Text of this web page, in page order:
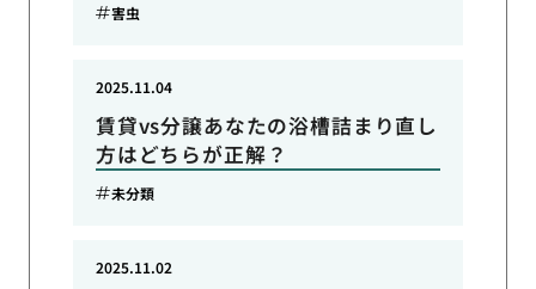
害虫
賃貸vs分譲あなたの浴槽詰まり直し
方はどちらが正解？
2025.11.04
未分類
2025.11.02